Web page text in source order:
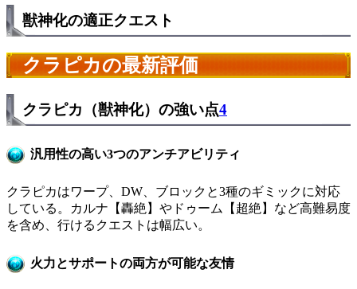
獣神化の適正クエスト
クラピカの最新評価
クラピカ（獣神化）の強い点4
汎用性の高い3つのアンチアビリティ
クラピカはワープ、DW、ブロックと3種のギミックに対応
している。カルナ【轟絶】やドゥーム【超絶】など高難易度
を含め、行けるクエストは幅広い。
火力とサポートの両方が可能な友情